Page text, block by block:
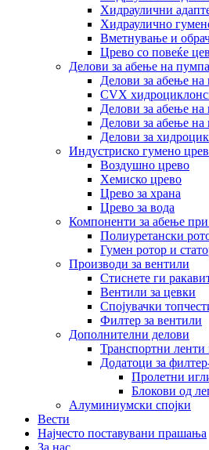
Хидраулични
Хидраулично
Вметнување и
Црево со повеќе
Делови за абење на
Делови за абење на
CVX
Делови за абење на
Делови за абење на
Делови за
Индустриско гумено
Воздушно црево
Хемиско црево
Црево за храна
Црево за вода
Компоненти за абење при
Полиуретански
Гумен ротор и
Производи за вентили
Стиснете ги
Вентили за цевки
Спојувачки
Филтер за вентили
Дополнителни делови
Транспортни ленти
Додатоци за
Пролетни
Блокови од
Алуминиумски спојки
Вести
Најчесто поставувани прашања
За нас